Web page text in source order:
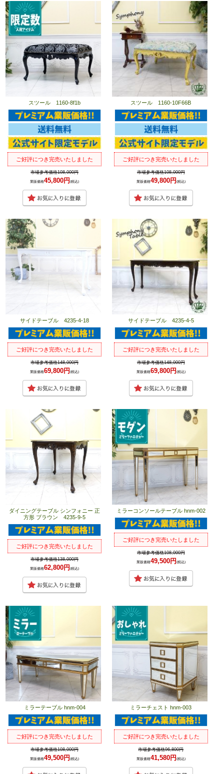
スツール 1160-8f1b
ご好評につき完売いたしました
市場参考価格108,000円
業販価格45,800円(税込)
スツール 1160-10F66B
ご好評につき完売いたしました
市場参考価格108,000円
業販価格49,800円 (税込)
サイドテーブル 4235-4-18
ご好評につき完売いたしました
市場参考価格148,000円
業販価格69,800円(税込)
サイドテーブル 4235-4-5
ご好評につき完売いたしました
市場参考価格148,000円
業販価格69,800円 (税込)
ダイニングテーブル シンフォニー 正
方形 ブラウン 4235-9-5
ご好評につき完売いたしました
市場参考価格138,000円
業販価格62,800円(税込)
ミラーコンソールテーブル hnm-002
ご好評につき完売いたしました
市場参考価格108,000円
業販価格49,500円 (税込)
ミラーテーブル hnm-004
ご好評につき完売いたしました
市場参考価格108,000円
業販価格49,500円(税込)
ミラーチェスト hnm-003
ご好評につき完売いたしました
市場参考価格96,800円
業販価格41,580円 (税込)